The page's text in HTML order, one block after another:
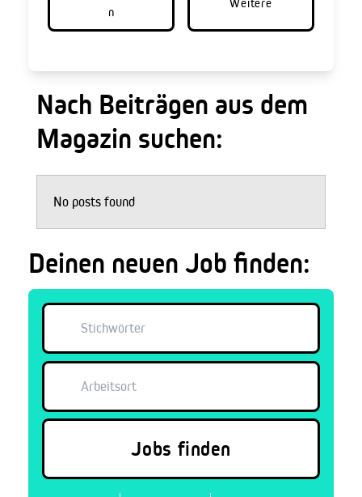
n
Nach Beiträgen aus dem
Magazin suchen:
No posts found
Deinen neuen Job finden: